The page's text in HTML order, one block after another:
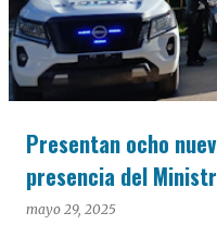
Presentan ocho
presencia del
mayo 29, 2025